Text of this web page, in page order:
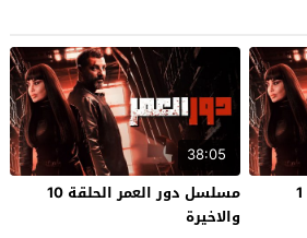
38:05
مسلسل دور العمر الحلقة 10
والاخيرة